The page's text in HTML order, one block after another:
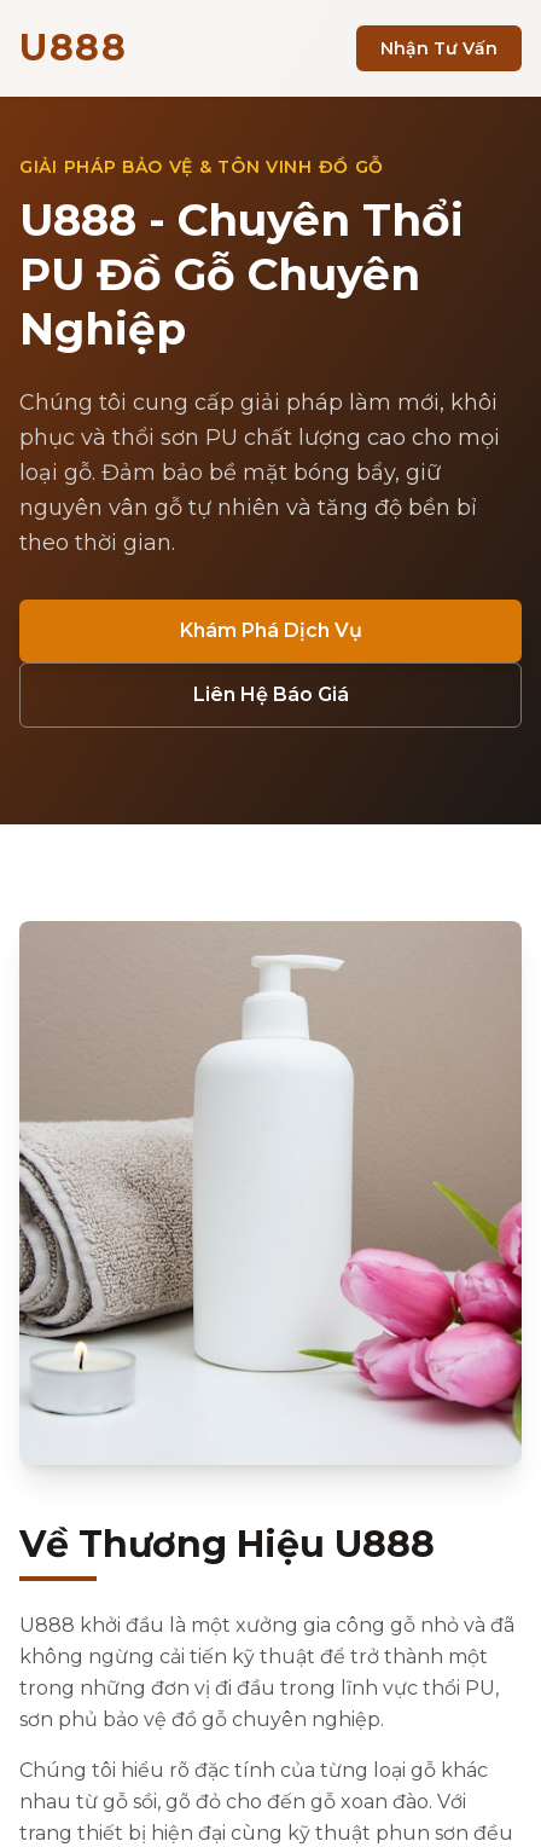
U888 Nhận Tư Vấn
GIẢI PHÁP BẢO VỆ & TÔN VINH ĐỒ GỖ
U888 - Chuyên Thổi
PU Đồ Gỗ Chuyên
Nghiệp
Chúng tôi cung cấp giải pháp làm mới, khôi
phục và thổi sơn PU chất lượng cao cho mọi
loại gỗ. Đảm bảo bề mặt bóng bẩy, giữ
nguyên vân gỗ tự nhiên và tăng độ bền bỉ
theo thời gian.
Khám Phá Dịch Vụ
Liên Hệ Báo Giá
Về Thương Hiệu U888
U888 khởi đầu là một xưởng gia công gỗ nhỏ và đã
không ngừng cải tiến kỹ thuật để trở thành một
trong những đơn vị đi đầu trong lĩnh vực thổi PU,
sơn phủ bảo vệ đồ gỗ chuyên nghiệp.
Chúng tôi hiểu rõ đặc tính của từng loại gỗ khác
nhau từ gỗ sồi, gõ đỏ cho đến gỗ xoan đào. Với
trang thiết bị hiện đại cùng kỹ thuật phun sơn đều